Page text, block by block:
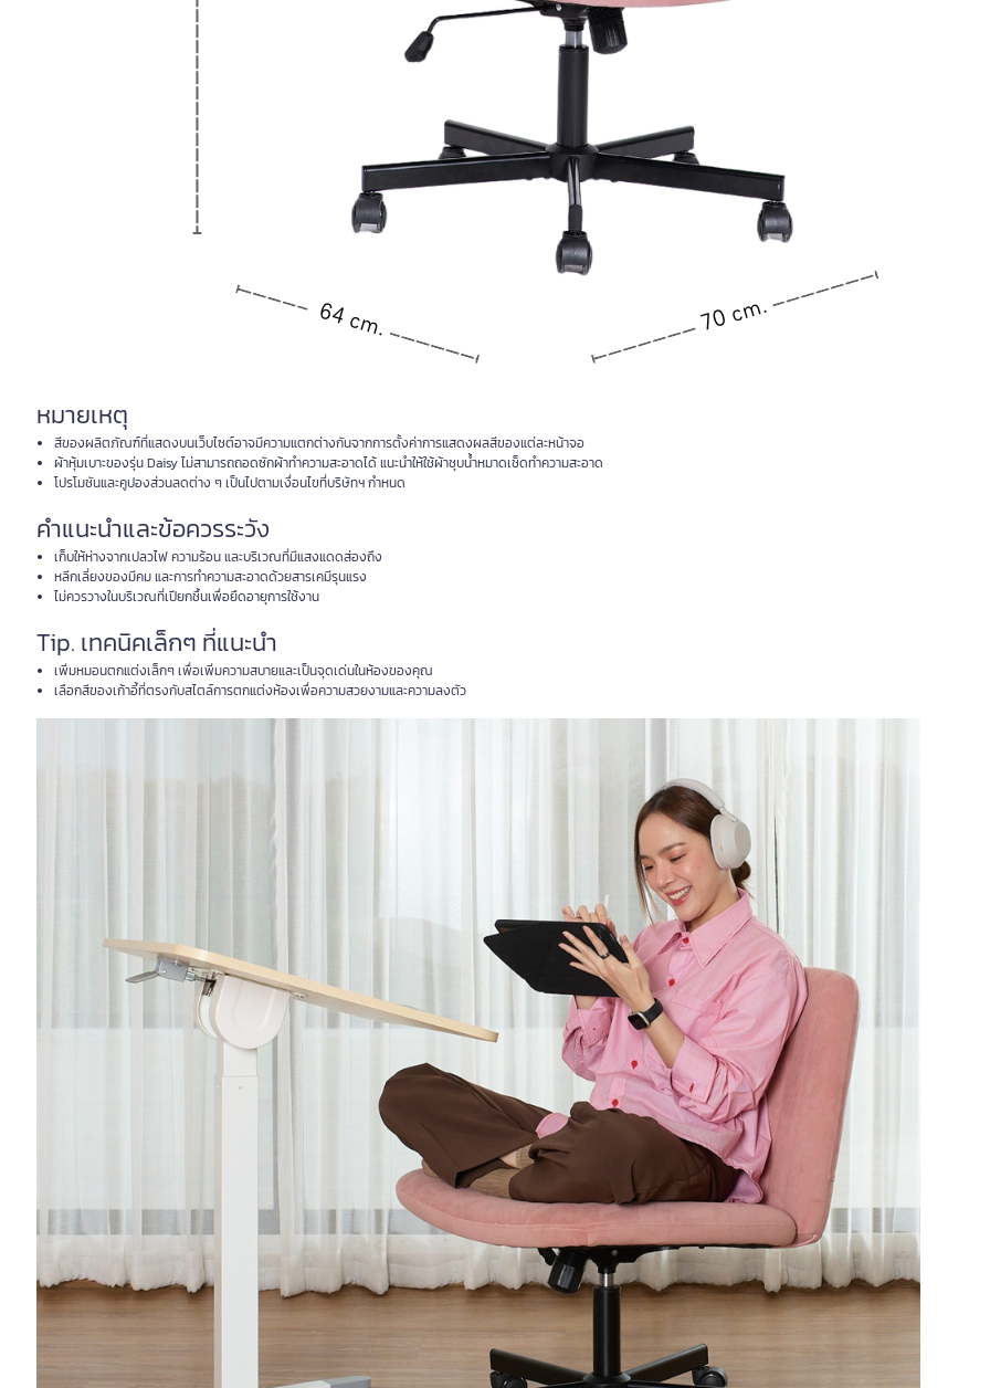
หมายเหตุ
สีของผลิตภัณฑ์ที่แสดงบนเว็บไซต์อาจมีความแตกต่างกันจากการตั้งค่าการแสดงผลสีของแต่ละหน้าจอ
ผ้าหุ้มเบาะของรุ่น Daisy ไม่สามารถถอดซักผ้าทำความสะอาดได้ แนะนำให้ใช้ผ้าชุบน้ำหมาดเช็ดทำความสะอาด
โปรโมชันและคูปองส่วนลดต่าง ๆ เป็นไปตามเงื่อนไขที่บริษัทฯ กำหนด
คำแนะนำและข้อควรระวัง
เก็บให้ห่างจากเปลวไฟ ความร้อน และบริเวณที่มีแสงแดดส่องถึง
หลีกเลี่ยงของมีคม และการทำความสะอาดด้วยสารเคมีรุนแรง
ไม่ควรวางในบริเวณที่เปียกชื้นเพื่อยืดอายุการใช้งาน
Tip. เทคนิคเล็กๆ ที่แนะนำ
เพิ่มหมอนตกแต่งเล็กๆ เพื่อเพิ่มความสบายและเป็นจุดเด่นในห้องของคุณ
เลือกสีของเก้าอี้ที่ตรงกับสไตล์การตกแต่งห้องเพื่อความสวยงามและความลงตัว